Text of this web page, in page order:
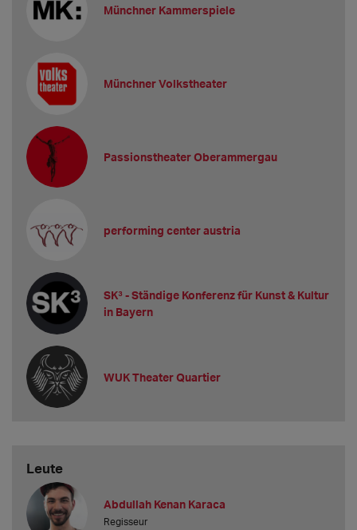
Münchner Kammerspiele
Münchner Volkstheater
Passionstheater Oberammergau
performing center austria
SK³ - Ständige Konferenz für Kunst & Kultur
in Bayern
WUK Theater Quartier
Leute
Abdullah Kenan Karaca
Regisseur